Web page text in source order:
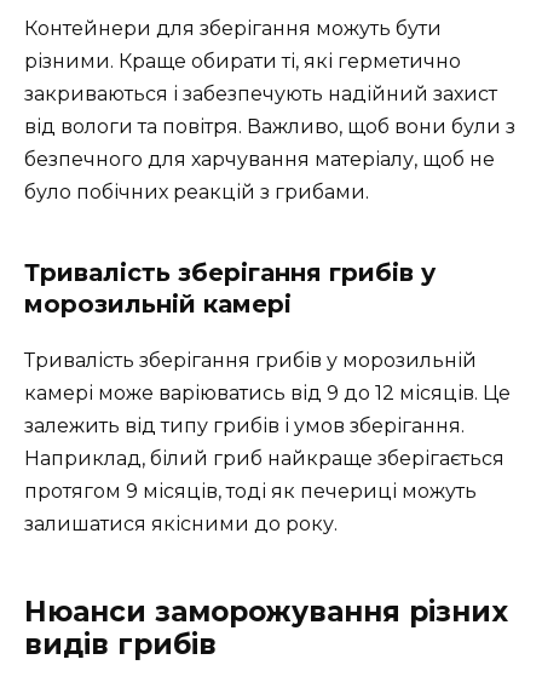
Контейнери для зберігання можуть бути
різними. Краще обирати ті, які герметично
закриваються і забезпечують надійний захист
від вологи та повітря. Важливо, щоб вони були з
безпечного для харчування матеріалу, щоб не
було побічних реакцій з грибами.
Тривалість зберігання грибів у
морозильній камері
Тривалість зберігання грибів у морозильній
камері може варіюватись від 9 до 12 місяців. Це
залежить від типу грибів і умов зберігання.
Наприклад, білий гриб найкраще зберігається
протягом 9 місяців, тоді як печериці можуть
залишатися якісними до року.
Нюанси заморожування різних
видів грибів